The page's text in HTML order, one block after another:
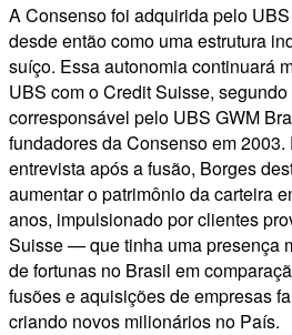
A Consenso foi adquirida pelo
desde então como uma estrutura
suíço. Essa autonomia continuará
UBS com o Credit Suisse,
corresponsável pelo UBS GWM
fundadores da Consenso em
entrevista após a fusão, Borges
aumentar o patrimônio da carteira
anos, impulsionado por clientes
Suisse — que tinha uma presença
de fortunas no Brasil em
fusões e aquisições de empresas
criando novos milionários no País.